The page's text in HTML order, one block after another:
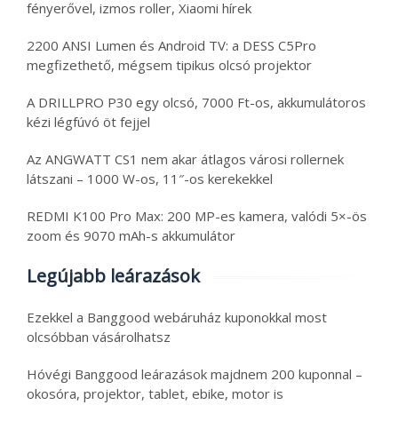
fényerővel, izmos roller, Xiaomi hírek
2200 ANSI Lumen és Android TV: a DESS C5Pro
megfizethető, mégsem tipikus olcsó projektor
A DRILLPRO P30 egy olcsó, 7000 Ft-os, akkumulátoros
kézi légfúvó öt fejjel
Az ANGWATT CS1 nem akar átlagos városi rollernek
látszani – 1000 W-os, 11″-os kerekekkel
REDMI K100 Pro Max: 200 MP-es kamera, valódi 5×-ös
zoom és 9070 mAh-s akkumulátor
Legújabb leárazások
Ezekkel a Banggood webáruház kuponokkal most
olcsóbban vásárolhatsz
Hóvégi Banggood leárazások majdnem 200 kuponnal –
okosóra, projektor, tablet, ebike, motor is